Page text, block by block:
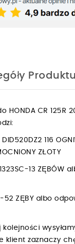
Produktu
HONDA CR 125R
116
ZŁOTY
13 ZĘBÓW
52 ZĘBY albo
kolejności
klient zaznaczy